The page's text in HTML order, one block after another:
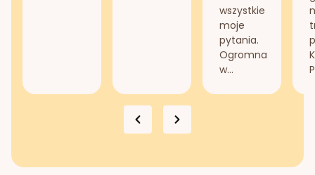
wszystkie
moje
pytania.
Ogromna
w...